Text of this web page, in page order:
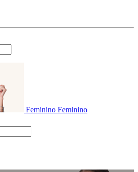
Feminino Feminino